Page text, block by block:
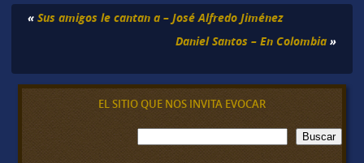
« Sus amigos le cantan a – José Alfredo Jiménez
Daniel Santos – En Colombia »
EL SITIO QUE NOS INVITA EVOCAR
B
u
Buscar